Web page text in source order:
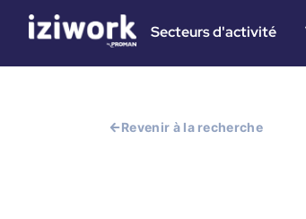
Secteurs d'activité
Revenir à la recherche